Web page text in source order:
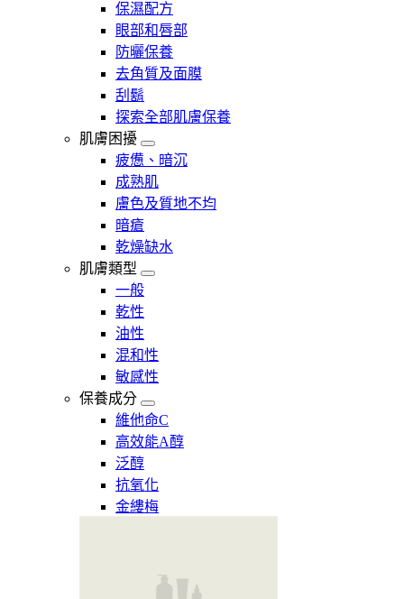
保濕配方
眼部和唇部
防曬保養
去角質及面膜
刮鬍
探索全部肌膚保養
肌膚困擾
疲憊、暗沉
成熟肌
膚色及質地不均
暗瘡​
乾燥缺水
肌膚類型
一般
乾性
油性
混和性
敏感性
保養成分
維他命C
高效能A醇
泛醇
抗氧化
金縷梅